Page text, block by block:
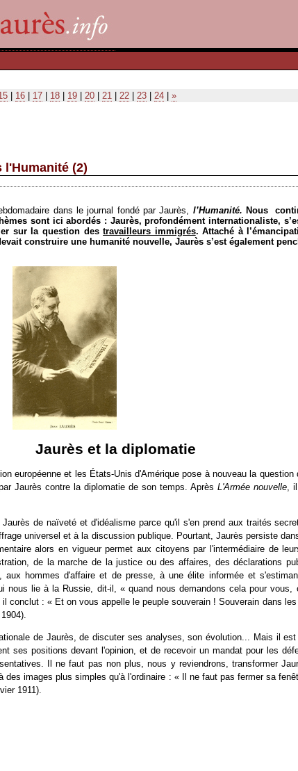
16 17 18 19 20 21 22 23 24 »
l'Humanité (2)
dans le journal fondé par Jaurès, l’Humanité. Nous
sont ici abordés : Jaurès, profondément internationaliste,
sur la question destravailleurs immigrés. Attaché à
construire une humanité nouvelle, Jaurès s’est également
Jaurès et la diplomatie
européenne et les États-Unis d'Amérique pose à nouveau la
Jaurès contre la diplomatie de son temps. AprèsL'Armée nouvelle,
de naïveté et d'idéalisme parce qu'il s'en prend aux traités
universel et à la discussion publique. Pourtant, Jaurès persiste
alors en vigueur permet aux citoyens par l'intermédiaire de
de la marche de la justice ou des affaires, des déclarations
hommes d'affaire et de presse, à une élite informée et
lie à la Russie, dit-il, « quand nous demandons cela pour
conclut : « Et on vous appelle le peuple souverain ! Souverain dans
de Jaurès, de discuter ses analyses, son évolution... Mais il
ses positions devant l'opinion, et de recevoir un mandat pour les
Il ne faut pas non plus, nous y reviendrons, transformer
images plus simples qu'à l'ordinaire : « Il ne faut pas fermer sa
1911).